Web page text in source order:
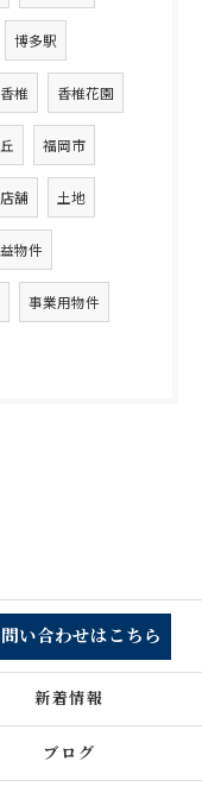
博多駅
香椎 香椎花園
福岡市
店舗 土地
物件
事業用物件
い合わせはこちら
新着情報
ブログ